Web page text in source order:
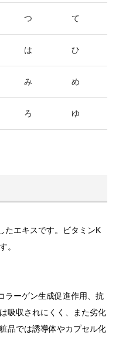
つ て
は ひ
み め
ろ ゆ
たエキスです。ビタミンK
。
ラーゲン生成促進作用、抗
吸収されにくく、また劣化
品では誘導体やカプセル化